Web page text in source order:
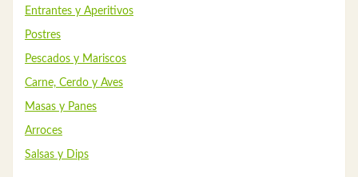
Entrantes y Aperitivos
Postres
Pescados y Mariscos
Carne, Cerdo y Aves
Masas y Panes
Arroces
Salsas y Dips